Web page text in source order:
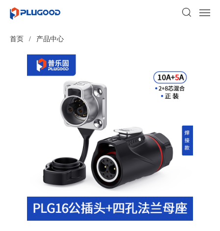
首页 / 产品中心